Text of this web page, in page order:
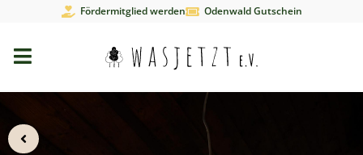
Fördermitglied werden Odenwald Gutschein